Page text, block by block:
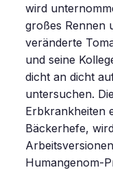
wird
großes Rennen
veränderte
und seine
dicht an dicht
untersuchen.
Erbkrankheiten
Bäckerhefe,
Humangenom-